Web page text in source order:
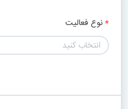
نوع فعالیت
انتخاب کنید